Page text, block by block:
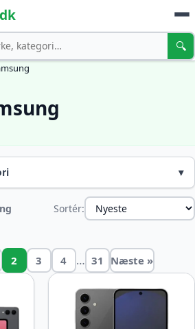
🔍
▾
Sortér:
2 3 4 … 31 Næste »